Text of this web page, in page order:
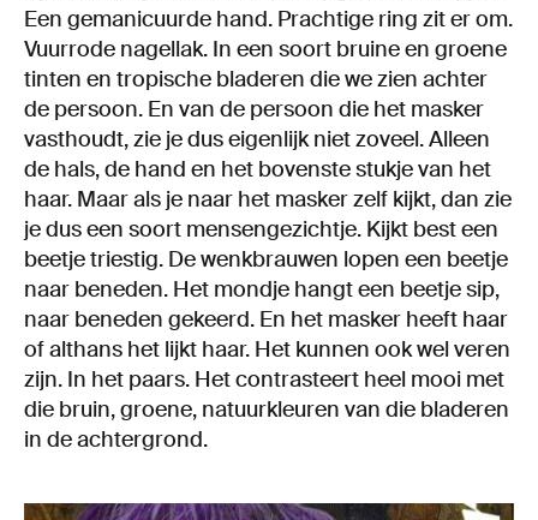
Een gemanicuurde hand. Prachtige ring zit er om.
Vuurrode nagellak. In een soort bruine en groene
tinten en tropische bladeren die we zien achter
de persoon. En van de persoon die het masker
vasthoudt, zie je dus eigenlijk niet zoveel. Alleen
de hals, de hand en het bovenste stukje van het
haar. Maar als je naar het masker zelf kijkt, dan zie
je dus een soort mensengezichtje. Kijkt best een
beetje triestig. De wenkbrauwen lopen een beetje
naar beneden. Het mondje hangt een beetje sip,
naar beneden gekeerd. En het masker heeft haar
of althans het lijkt haar. Het kunnen ook wel veren
zijn. In het paars. Het contrasteert heel mooi met
die bruin, groene, natuurkleuren van die bladeren
in de achtergrond.